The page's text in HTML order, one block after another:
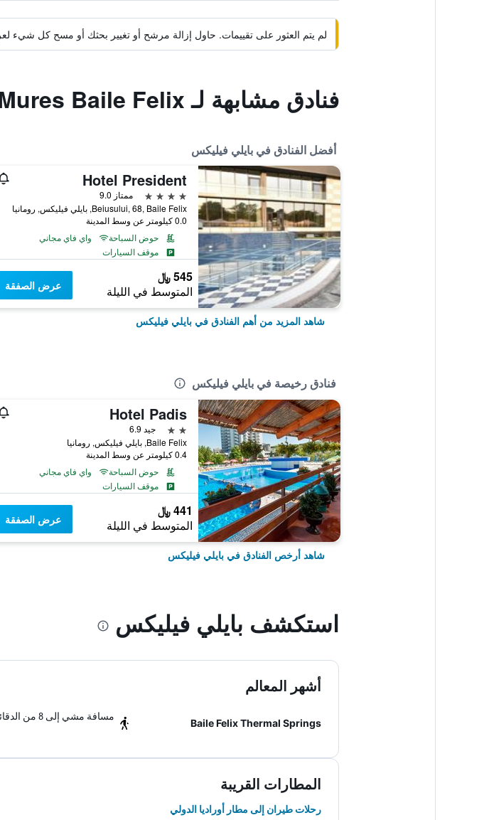
لم يتم العثور على تقييمات. حاول إزالة مرشح أو تغيير بحثك أو مسح كل شيء
فنادق مشابهة لـ Mures Baile Felix
أفضل الفنادق في بايلي فيليكس
Hotel President
4 نجوم
ممتاز 9.0
Beiusului, 68, Baile Felix, بايلي فيليكس, رومانيا
0.0 كيلومتر عن وسط المدينة
حوض السباحة
واي فاي مجاني
موقف السيارات
545 ﷼
المتوسط في الليلة عرض الصفقة
شاهد المزيد من أهم الفنادق في بايلي فيليكس
فنادق رخيصة في بايلي فيليكس
Hotel Padis
2 نجمتين
جيد 6.9
Baile Felix, بايلي فيليكس, رومانيا
0.4 كيلومتر عن وسط المدينة
حوض السباحة
واي فاي مجاني
موقف السيارات
441 ﷼
المتوسط في الليلة عرض الصفقة
شاهد أرخص الفنادق في بايلي فيليكس
استكشف بايلي فيليكس
أشهر المعالم
Baile Felix Thermal Springs
مسافة مشي إلى 8 من الدقائق
المطارات القريبة
رحلات طيران إلى مطار أوراديا الدولي